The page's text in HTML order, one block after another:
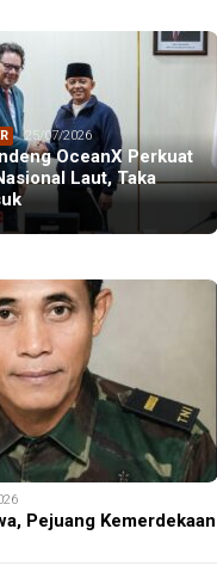
25/07/2026
OceanX Perkuat
Laut, Taka
Pejuang Kemerdekaan